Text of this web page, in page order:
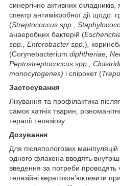
синергічно активних
спектр антимікробної дії щодо:
(Streptococcus spp.,
анаеробних бактерій (
spp., Enterobacter spp. )
(Corynebacterium diphtheriae,
Peptostreptococcus spp.,
monocytogenes) і спірохет (
Застосування
Лікування та профілактика
самок хатніх тварин,
терапії телязіозу.
Дозування
Для післяпологових маніпуляцій
одного флакона вводять
введення за потреби проводять
телязійні кератокон'юктивити